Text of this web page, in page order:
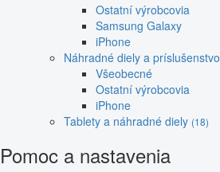
Ostatní výrobcovia
Samsung Galaxy
iPhone
Náhradné diely a príslušenstvo
Všeobecné
Ostatní výrobcovia
iPhone
Tablety a náhradné diely (18)
Pomoc a nastavenia